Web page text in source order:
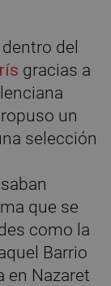
del
gracias a
un
selección
que se
como la
Barrio
en Nazaret